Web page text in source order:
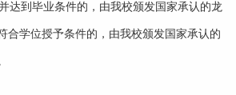
达到毕业条件的，由我校颁发国家承认的龙
合学位授予条件的，由我校颁发国家承认的